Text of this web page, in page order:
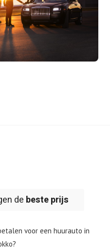
de beste prijs
voor een huurauto in